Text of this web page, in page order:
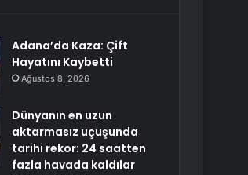
Adana’da Kaza: Çift
Hayatını Kaybetti
Ağustos 8, 2026
Dünyanın en uzun
aktarmasız uçuşunda
tarihi rekor: 24 saatten
fazla havada kaldılar